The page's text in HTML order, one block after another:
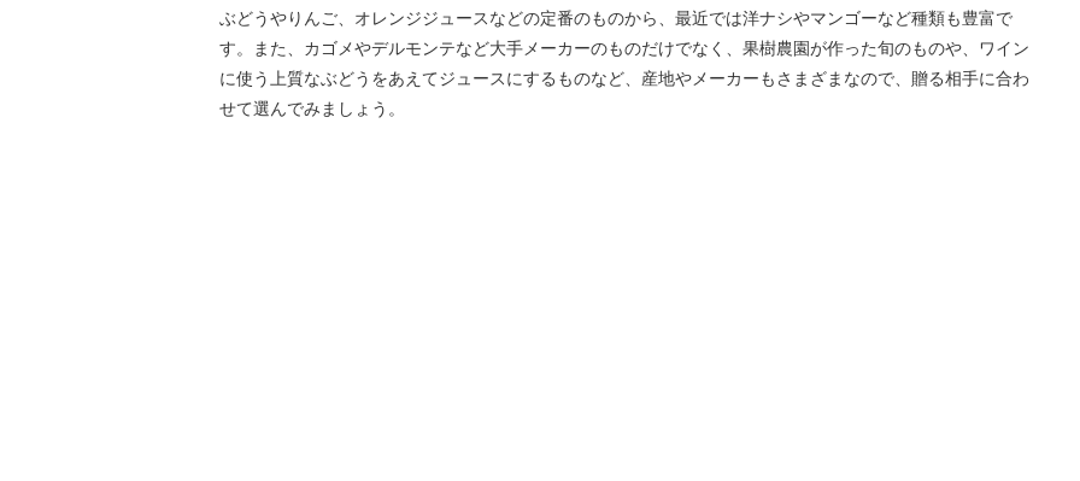
ぶどうやりんご、オレンジジュースなどの定番のものから、最近では洋ナシやマンゴーなど種類も豊富で
す。また、カゴメやデルモンテなど大手メーカーのものだけでなく、果樹農園が作った旬のものや、ワイン
に使う上質なぶどうをあえてジュースにするものなど、産地やメーカーもさまざまなので、贈る相手に合わ
せて選んでみましょう。